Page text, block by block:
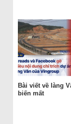
Bài viết về làng
biến mất